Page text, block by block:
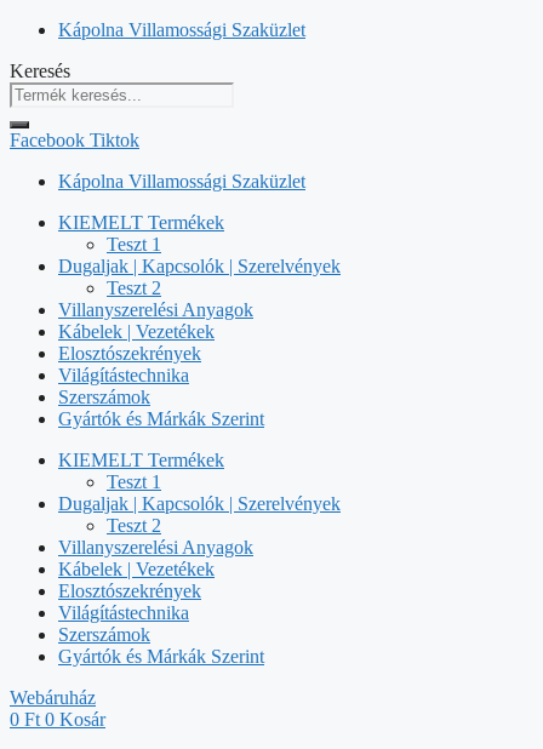
Kilépés
tartalomba
Kápolna Villamossági Szaküzlet
Keresés
Facebook Tiktok
Kápolna Villamossági Szaküzlet
KIEMELT Termékek
Teszt 1
Dugaljak | Kapcsolók | Szerelvények
Teszt 2
Villanyszerelési Anyagok
Kábelek | Vezetékek
Elosztószekrények
Világítástechnika
Szerszámok
Gyártók és Márkák Szerint
KIEMELT Termékek
Teszt 1
Dugaljak | Kapcsolók | Szerelvények
Teszt 2
Villanyszerelési Anyagok
Kábelek | Vezetékek
Elosztószekrények
Világítástechnika
Szerszámok
Gyártók és Márkák Szerint
Webáruház
0 Ft 0 Kosár